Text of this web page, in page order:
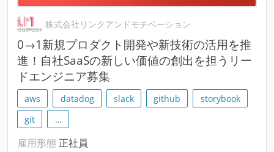
株式会社リンクアンドモチベーション
0→1新規プロダクト開発や新技術の活用を推
進！自社SaaSの新しい価値の創出を担うリー
ドエンジニア募集
aws datadog slack github
storybook
git
…
雇用形態 正社員